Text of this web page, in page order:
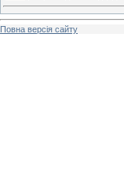
Повна версія сайту